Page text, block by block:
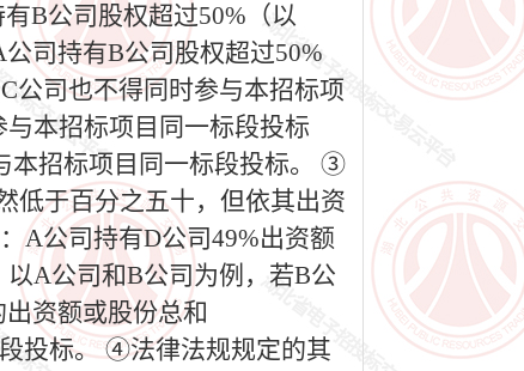
B公司股权超过50%（以
司持有B公司股权超过50%
公司也不得同时参与本招标项
本招标项目同一标段投标
本招标项目同一标段投标。 ③
低于百分之五十，但依其出资
A公司持有D公司49%出资额
A公司和B公司为例，若B公
资额或股份总和
投标。 ④法律法规规定的其